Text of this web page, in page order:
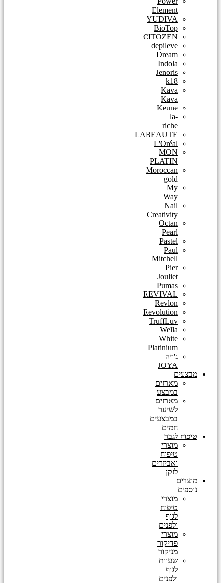
Element
YUDIVA
BioTop
CITOZEN
depileve
Dream
Indola
Jenoris
k18
Kava
Kava
Keune
la-
riche
LABEAUTE
L'Oréal
MON
PLATIN
Moroccan
gold
My
Way
Nail
Creativity
Octan
Pearl
Pastel
Paul
Mitchell
Pier
Jouliet
Pumas
REVIVAL
Revlon
Revolution
TruffLuv
Wella
White
Platinium
ג'ויה
JOYA
מבצעים
מארזים
במבצע
מארזים
לשיער
במבצעים
חמים
טיפוח לגבר
מוצרי
טיפוח
ואביזרים
לזקן
מוצרים
נוספים
מוצרי
טיפוח
לגוף
ולפנים
מוצרי
פדיקור
מניקור
שעוות
לגוף
ולפנים